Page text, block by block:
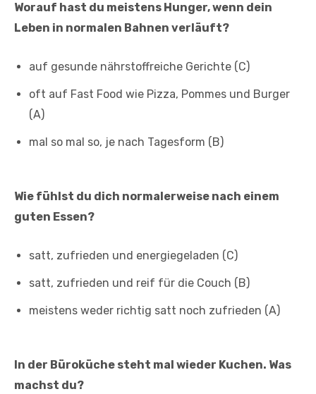
Worauf hast du meistens Hunger, wenn dein
Leben in normalen Bahnen verläuft?
auf gesunde nährstoffreiche Gerichte (C)
oft auf Fast Food wie Pizza, Pommes und Burger
(A)
mal so mal so, je nach Tagesform (B)
Wie fühlst du dich normalerweise nach einem
guten Essen?
satt, zufrieden und energiegeladen (C)
satt, zufrieden und reif für die Couch (B)
meistens weder richtig satt noch zufrieden (A)
In der Büroküche steht mal wieder Kuchen. Was
machst du?